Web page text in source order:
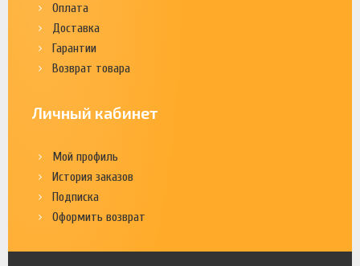
Оплата
Доставка
Гарантии
Возврат товара
Личный кабинет
Мой профиль
История заказов
Подписка
Оформить возврат